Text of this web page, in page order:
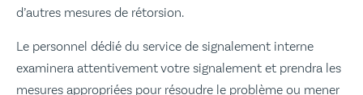
d’autres mesures de rétorsion.
Le personnel dédié du service de signalement interne
examinera attentivement votre signalement et prendra les
mesures appropriées pour résoudre le problème ou mener